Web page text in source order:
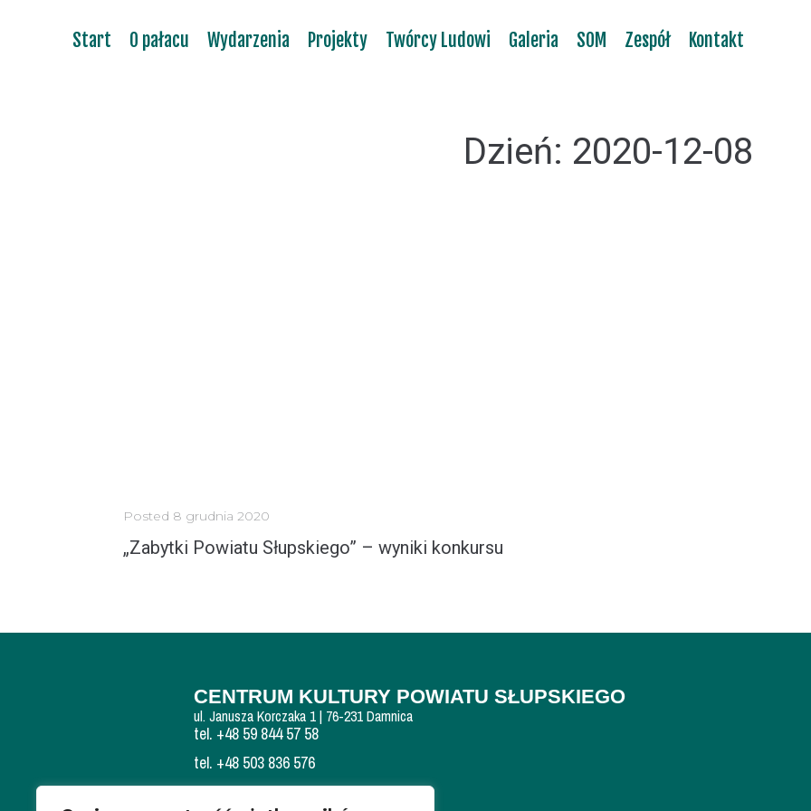
Start O pałacu Wydarzenia Projekty Twórcy Ludowi Galeria SOM Zespół Kontakt
Dzień: 2020-12-08
Posted 8 grudnia 2020
„Zabytki Powiatu Słupskiego” – wyniki konkursu
MORE
CENTRUM KULTURY POWIATU SŁUPSKIEGO
ul. Janusza Korczaka 1 | 76-231 Damnica
tel. +48 59 844 57 58
tel. +48 503 836 576
NIP: 839 300 84 15